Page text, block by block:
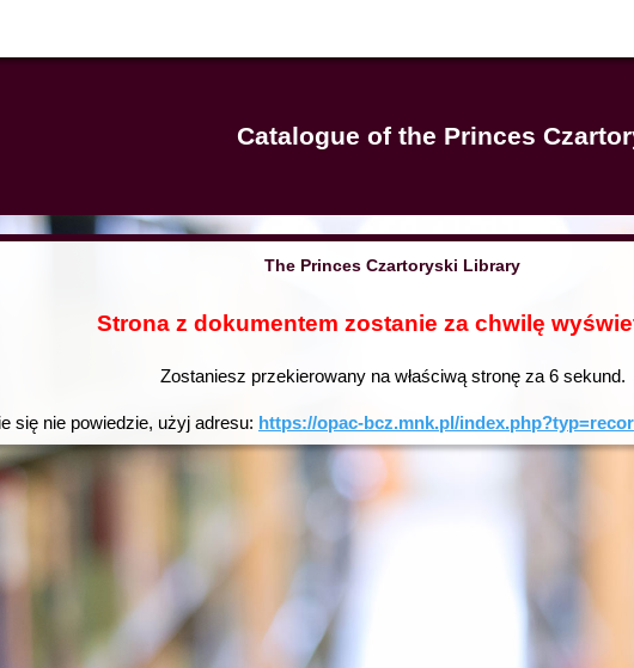
Catalogue of the Princes
The Princes Czartoryski Library
Strona z dokumentem zostanie za chwilę
Zostaniesz przekierowany na właściwą stronę za 6sekund.
się nie powiedzie, użyj adresu: https://opac-bcz.mnk.pl/